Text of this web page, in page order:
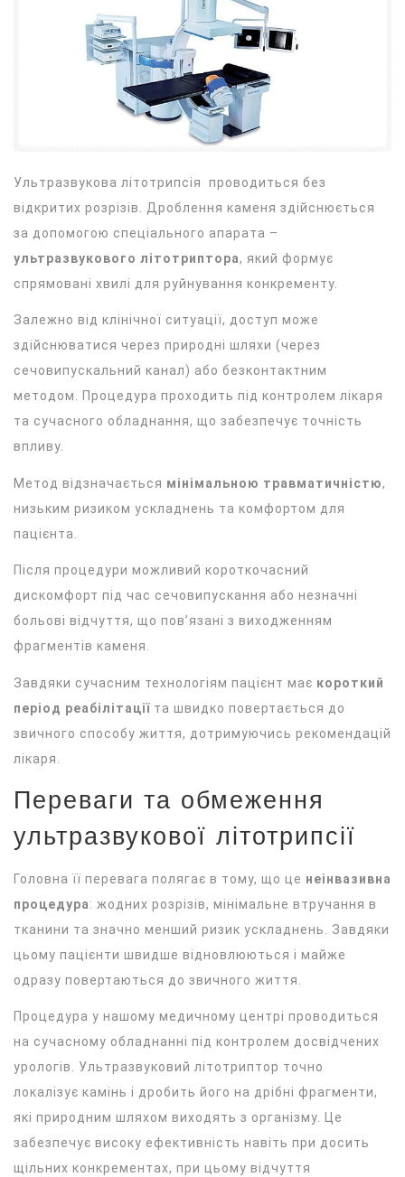
Ультразвукова літотрипсія проводиться без
відкритих розрізів. Дроблення каменя здійснюється
за допомогою спеціального апарата –
ультразвукового літотриптора, який формує
спрямовані хвилі для руйнування конкременту.
Залежно від клінічної ситуації, доступ може
здійснюватися через природні шляхи (через
сечовипускальний канал) або безконтактним
методом. Процедура проходить під контролем лікаря
та сучасного обладнання, що забезпечує точність
впливу.
Метод відзначається мінімальною травматичністю,
низьким ризиком ускладнень та комфортом для
пацієнта.
Після процедури можливий короткочасний
дискомфорт під час сечовипускання або незначні
больові відчуття, що пов’язані з виходженням
фрагментів каменя.
Завдяки сучасним технологіям пацієнт має короткий
період реабілітації та швидко повертається до
звичного способу життя, дотримуючись рекомендацій
лікаря.
Переваги та обмеження
ультразвукової літотрипсії
Головна її перевага полягає в тому, що це неінвазивна
процедура: жодних розрізів, мінімальне втручання в
тканини та значно менший ризик ускладнень. Завдяки
цьому пацієнти швидше відновлюються і майже
одразу повертаються до звичного життя.
Процедура у нашому медичному центрі проводиться
на сучасному обладнанні під контролем досвідчених
урологів. Ультразвуковий літотриптор точно
локалізує камінь і дробить його на дрібні фрагменти,
які природним шляхом виходять з організму. Це
забезпечує високу ефективність навіть при досить
щільних конкрементах, при цьому відчуття